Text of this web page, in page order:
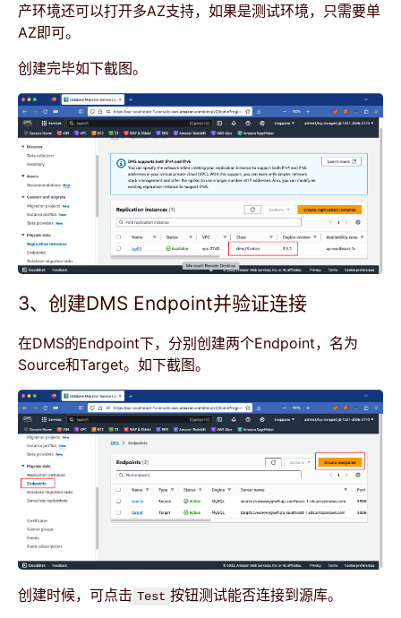
产环境还可以打开多AZ支持，如果是测试环境，只需要单
AZ即可。
创建完毕如下截图。
3、创建DMS Endpoint并验证连接
在DMS的Endpoint下，分别创建两个Endpoint，名为
Source和Target。如下截图。
创建时候，可点击 Test 按钮测试能否连接到源库。